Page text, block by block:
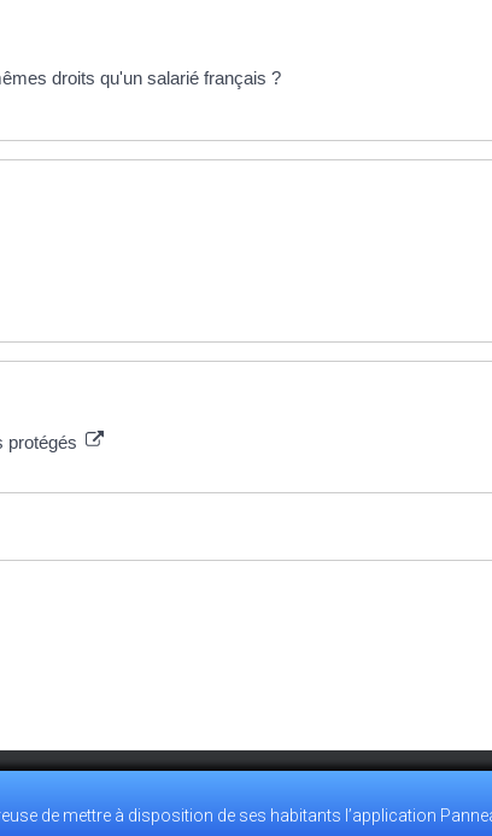
droits qu'un salarié français ?
protégés
ACCUEIL@VILLEMEUX.FR POLITIQUE DE
de mettre à disposition de ses habitants l’application